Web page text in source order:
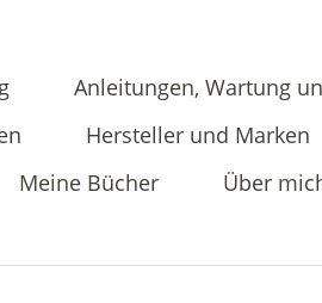
Anleitungen, Wartung
Hersteller und Marken
Meine Bücher Über